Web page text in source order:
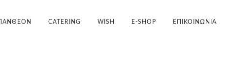
ΠΑΝΘΕΟΝ CATERING WISH E-SHOP ΕΠΙΚΟΙΝΩΝΙΑ